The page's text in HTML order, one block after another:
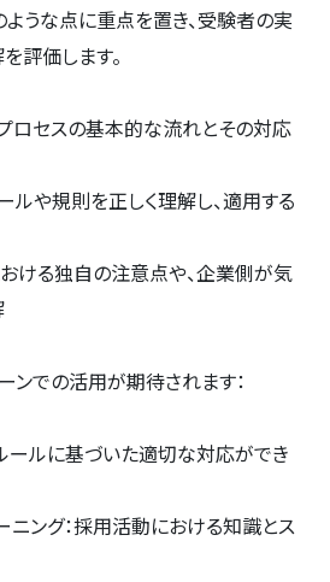
ような点に重点を置き、受験者の実
評価します。
ロセスの基本的な流れとその対応
ルや規則を正しく理解し、適用する
ける独自の注意点や、企業側が気
ンでの活用が期待されます：
ールに基づいた適切な対応ができ
ニング：採用活動における知識とス